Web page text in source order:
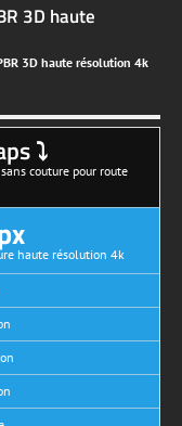
3D haute
3D haute résolution 4k
⤵
couture pour route
haute résolution 4k